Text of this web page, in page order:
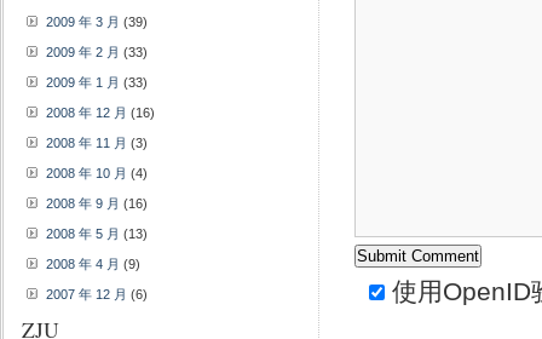
使用OpenID
2009 年 3 月 (39)
2009 年 2 月 (33)
2009 年 1 月 (33)
2008 年 12 月 (16)
2008 年 11 月 (3)
2008 年 10 月 (4)
2008 年 9 月 (16)
2008 年 5 月 (13)
2008 年 4 月 (9)
2007 年 12 月 (6)
ZJU